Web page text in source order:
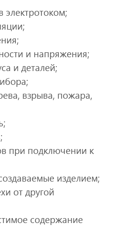
электротоком;
и напряжения;
и деталей;
взрыва, пожара,
при подключении к
изделием;
от другой
содержание